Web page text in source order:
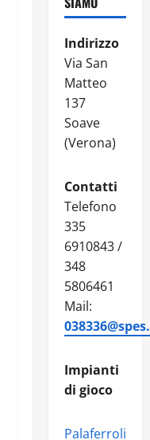
Indirizzo
Via San
Matteo
137
Soave
(Verona)
Contatti
Telefono
335
6910843 /
348
5806461
Mail:
Impianti
di gioco
Palaferroli